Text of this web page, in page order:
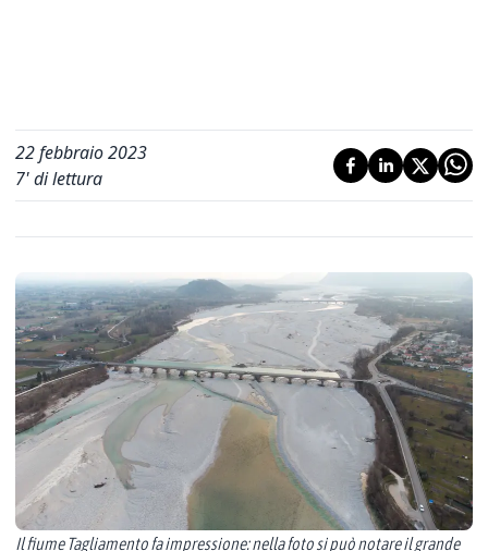
22 febbraio 2023
7' di lettura
Il fiume Tagliamento fa impressione: nella foto si può notare il grande